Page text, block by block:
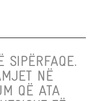
SIPËRFAQE.
NË
QË ATA